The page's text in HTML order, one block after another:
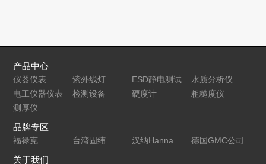
产品中心
仪器仪表 紫外线灯
ESD静电测试
仪
水质分析仪
电工仪器仪表
检测设备 硬度计
粗糙度仪
测厚仪
品牌专区
福禄克 台湾固纬 汉纳Hanna 德国GMC公司
关于我们